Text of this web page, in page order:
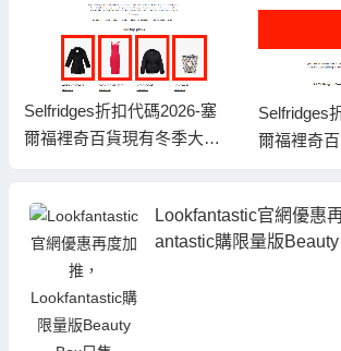
Selfridges折扣代碼2026-塞
爾福裡奇百貨現有冬季大促
Selfridges
爾福裡奇
Lookfantastic官網優惠
antastic購限量版